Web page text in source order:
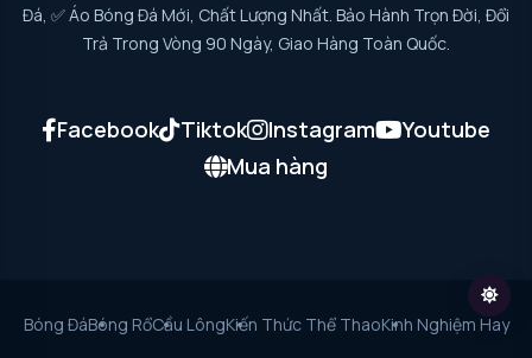
Đá, ✅ Áo Bóng Đá Mới, Chất Lượng Nhất. Bảo Hành Trọn Đời, Đổi
Trả Trong Vòng 90 Ngày, Giao Hàng Toàn Quốc.
Facebook Tiktok Instagram
Youtube
Mua hàng
Bóng ĐáBóng RổCầu LôngKiến Thức Thể ThaoKinh Nghiệm Hay